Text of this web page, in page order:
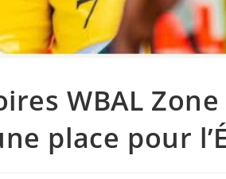
WBAL Zone
place pour